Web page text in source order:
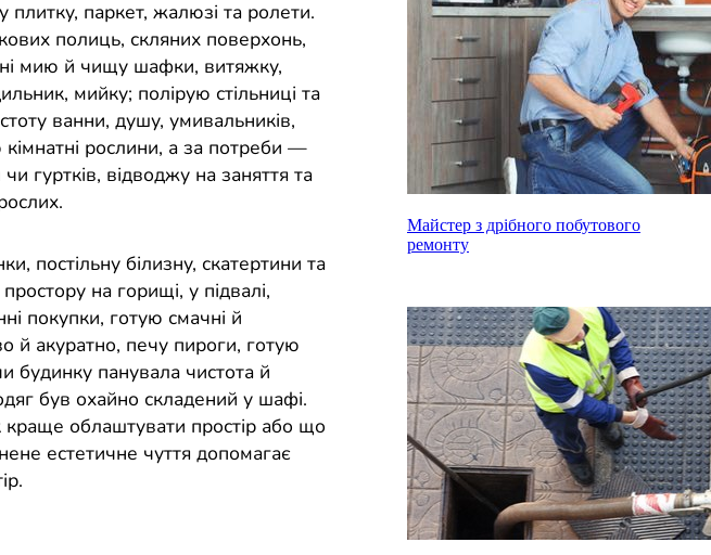
паркет, жалюзі та ролети.
полиць, скляних поверхонь,
мию й чищу шафки, витяжку,
мийку; полірую стільниці та
ванни, душу, умивальників,
рослини, а за потреби —
гуртків, відводжу на заняття та
постільну білизну, скатертини та
на горищі, у підвалі,
покупки, готую смачні й
й акуратно, печу пироги, готую
будинку панувала чистота й
був охайно складений у шафі.
краще облаштувати простір або що
естетичне чуття допомагає
Майстер з дрібного побутового
ремонту